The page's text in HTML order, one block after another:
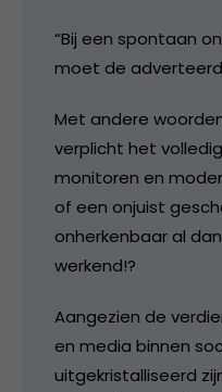
“Bij een spontaan
moet de
Met andere
verplicht het
monitoren en
of een onjuist
onherkenbaar al
werkend!?
Aangezien de
en media binnen
uitgekristalliseerd